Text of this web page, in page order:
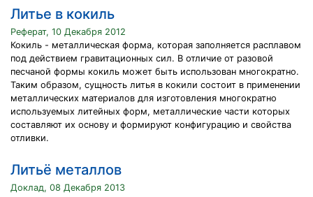
Литье в кокиль
Реферат, 10 Декабря 2012
Кокиль - металлическая форма, которая заполняется расплавом
под действием гравитационных сил. В отличие от разовой
песчаной формы кокиль может быть использован многократно.
Таким образом, сущность литья в кокили состоит в применении
металлических материалов для изготовления многократно
используемых литейных форм, металлические части которых
составляют их основу и формируют конфигурацию и свойства
отливки.
Литьё металлов
Доклад, 08 Декабря 2013